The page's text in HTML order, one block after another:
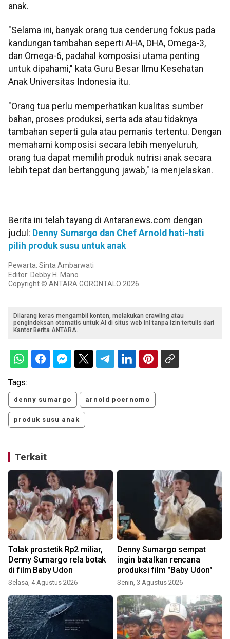
anak.
"Selama ini, banyak orang tua cenderung fokus pada
kandungan tambahan seperti AHA, DHA, Omega-3,
dan Omega-6, padahal komposisi utama penting
untuk dipahami," kata Guru Besar Ilmu Kesehatan
Anak Universitas Indonesia itu.
"Orang tua perlu memperhatikan kualitas sumber
bahan, proses produksi, serta ada atau tidaknya
tambahan seperti gula atau pemanis tertentu. Dengan
memahami komposisi secara lebih menyeluruh,
orang tua dapat memilih produk nutrisi anak secara
lebih tepat dan bertanggung jawab," ia menjelaskan.
Berita ini telah tayang di Antaranews.com dengan
judul: Denny Sumargo dan Chef Arnold hati-hati
pilih produk susu untuk anak
Pewarta: Sinta Ambarwati
Editor: Debby H. Mano
Copyright © ANTARA GORONTALO 2026
Dilarang keras mengambil konten, melakukan crawling atau
pengindeksan otomatis untuk AI di situs web ini tanpa izin tertulis dari
Kantor Berita ANTARA.
Tags:
denny sumargo arnold poernomo
produk susu anak
Terkait
Tolak prostetik Rp2 miliar,
Denny Sumargo rela botak
di film Baby Udon
Selasa, 4 Agustus 2026
Denny Sumargo sempat
ingin batalkan rencana
produksi film "Baby Udon"
Senin, 3 Agustus 2026